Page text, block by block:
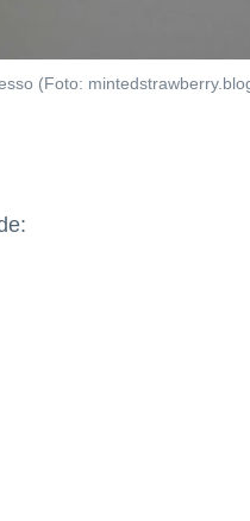
(Foto: